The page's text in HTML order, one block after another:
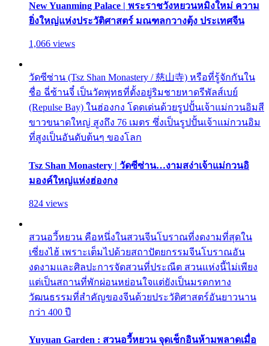
New Yuanming Palace | พระราชวังหยวนหมิงใหม่ ความ
ยิ่งใหญ่แห่งประวัติศาสตร์ มณฑลกวางตุ้ง ประเทศจีน
1,066 views
วัดซีซ่าน (Tsz Shan Monastery / 慈山寺) หรือที่รู้จักกันใน
ชื่อ ฉี่ซ้านจี๋ เป็นวัดพุทธที่ตั้งอยู่ริมชายหาดรีพัลส์เบย์
(Repulse Bay) ในฮ่องกง โดดเด่นด้วยรูปปั้นเจ้าแม่กวนอิมสี
ขาวขนาดใหญ่ สูงถึง 76 เมตร ซึ่งเป็นรูปปั้นเจ้าแม่กวนอิม
ที่สูงเป็นอันดับต้นๆ ของโลก
Tsz Shan Monastery | วัดซีซ่าน…งามสง่าเจ้าแม่กวนอิ
มองค์ใหญ่แห่งฮ่องกง
824 views
สวนอวี้หยวน คือหนึ่งในสวนจีนโบราณที่งดงามที่สุดใน
เซี่ยงไฮ้ เพราะเต็มไปด้วยสถาปัตยกรรมจีนโบราณอัน
งดงามและศิลปะการจัดสวนที่ประณีต สวนแห่งนี้ไม่เพียง
แต่เป็นสถานที่พักผ่อนหย่อนใจแต่ยังเป็นมรดกทาง
วัฒนธรรมที่สำคัญของจีนด้วยประวัติศาสตร์อันยาวนาน
กว่า 400 ปี
Yuyuan Garden : สวนอวี้หยวน จุดเช็กอินห้ามพลาดเมื่อ